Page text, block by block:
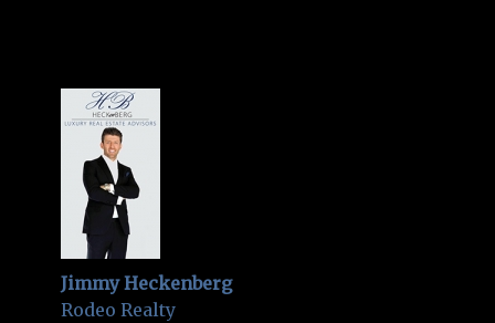
Jimmy Heckenberg
Rodeo Realty